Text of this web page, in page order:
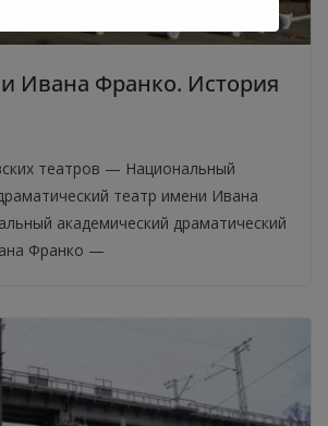
Ивана Франко. История
театров — Национальный
театр имени Ивана
академический драматический
Франко —